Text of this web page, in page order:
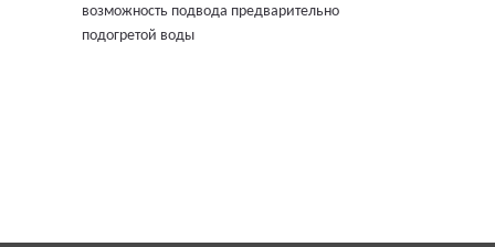
возможность подвода предварительно
подогретой воды